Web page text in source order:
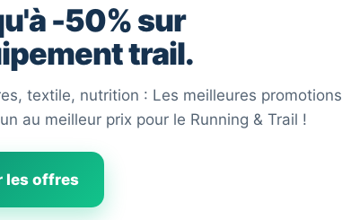
-50% sur
trail.
textile, nutrition : Les meilleures promotions
au meilleur prix pour le Running & Trail !
les offres